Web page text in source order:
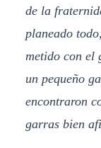
de la
planeado
metido con el
un pequeño
encontraron
garras bien